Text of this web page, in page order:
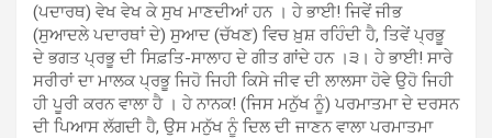
(ਪਦਾਰਥ) ਵੇਖ ਵੇਖ ਕੇ ਸੁਖ ਮਾਣਦੀਆਂ ਹਨ । ਹੇ ਭਾਈ! ਜਿਵੇਂ ਜੀਭ
(ਸੁਆਦਲੇ ਪਦਾਰਥਾਂ ਦੇ) ਸੁਆਦ (ਚੱਖਣ) ਵਿਚ ਖ਼ੁਸ਼ ਰਹਿੰਦੀ ਹੈ, ਤਿਵੇਂ ਪ੍ਰਭੂ
ਦੇ ਭਗਤ ਪ੍ਰਭੂ ਦੀ ਸਿਫ਼ਤਿ-ਸਾਲਾਹ ਦੇ ਗੀਤ ਗਾਂਦੇ ਹਨ ।੩। ਹੇ ਭਾਈ! ਸਾਰੇ
ਸਰੀਰਾਂ ਦਾ ਮਾਲਕ ਪ੍ਰਭੂ ਜਿਹੋ ਜਿਹੀ ਕਿਸੇ ਜੀਵ ਦੀ ਲਾਲਸਾ ਹੋਵੇ ਉਹੋ ਜਿਹੀ
ਹੀ ਪੂਰੀ ਕਰਨ ਵਾਲਾ ਹੈ । ਹੇ ਨਾਨਕ! (ਜਿਸ ਮਨੁੱਖ ਨੂੰ) ਪਰਮਾਤਮਾ ਦੇ ਦਰਸਨ
ਦੀ ਪਿਆਸ ਲੱਗਦੀ ਹੈ, ਉਸ ਮਨੁੱਖ ਨੂੰ ਦਿਲ ਦੀ ਜਾਣਨ ਵਾਲਾ ਪਰਮਾਤਮਾ